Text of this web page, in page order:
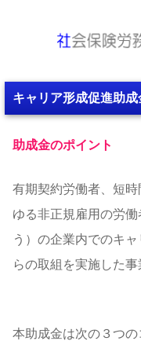
キャリア形成促進助成
助成金のポイント
有期契約労働者、短
ゆる非正規雇用の労
う）の企業内でのキ
らの取組を実施した
本助成金は次の３つの